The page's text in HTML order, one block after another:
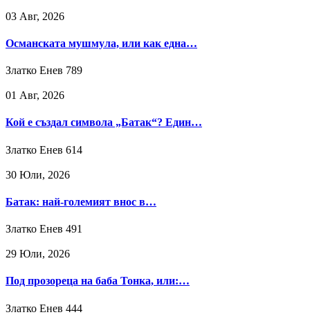
03 Авг, 2026
Османската мушмула, или как една…
Златко Енев 789
01 Авг, 2026
Кой е създал символа „Батак“? Един…
Златко Енев 614
30 Юли, 2026
Батак: най-големият внос в…
Златко Енев 491
29 Юли, 2026
Под прозореца на баба Тонка, или:…
Златко Енев 444